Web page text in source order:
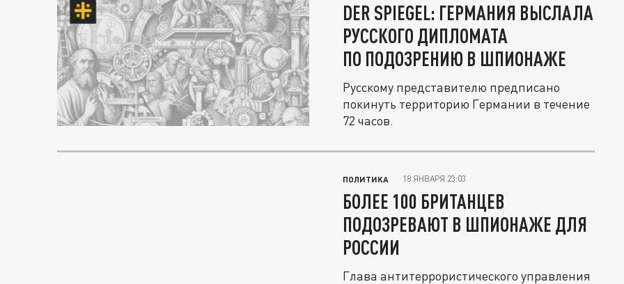
DER SPIEGEL: ГЕРМАНИЯ ВЫСЛАЛА
РУССКОГО ДИПЛОМАТА
ПО ПОДОЗРЕНИЮ В ШПИОНАЖЕ
Русскому представителю предписано
покинуть территорию Германии в течение
72 часов.
ПОЛИТИКА 18 ЯНВАРЯ 23:03
БОЛЕЕ 100 БРИТАНЦЕВ
ПОДОЗРЕВАЮТ В ШПИОНАЖЕ ДЛЯ
РОССИИ
Глава антитеррористического управления